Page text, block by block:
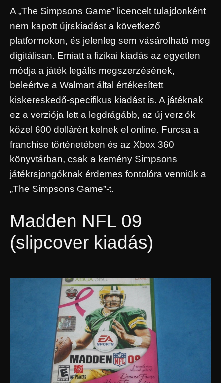
A „The Simpsons Game” licencelt tulajdonként
nem kapott újrakiadást a következő
platformokon, és jelenleg sem vásárolható meg
digitálisan. Emiatt a fizikai kiadás az egyetlen
módja a játék legális megszerzésének,
beleértve a Walmart által értékesített
kiskereskedő-specifikus kiadást is. A játéknak
ez a verziója lett a legdrágább, az új verziók
közel 600 dollárért kelnek el online. Furcsa a
franchise történetében és az Xbox 360
könyvtárban, csak a kemény Simpsons
játékrajongóknak érdemes fontolóra venniük a
„The Simpsons Game”-t.
Madden NFL 09
(slipcover kiadás)